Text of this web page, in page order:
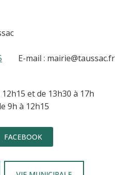
E-mail : mairie@taussac.fr
et de 13h30 à 17h
9h à 12h15
FACEBOOK